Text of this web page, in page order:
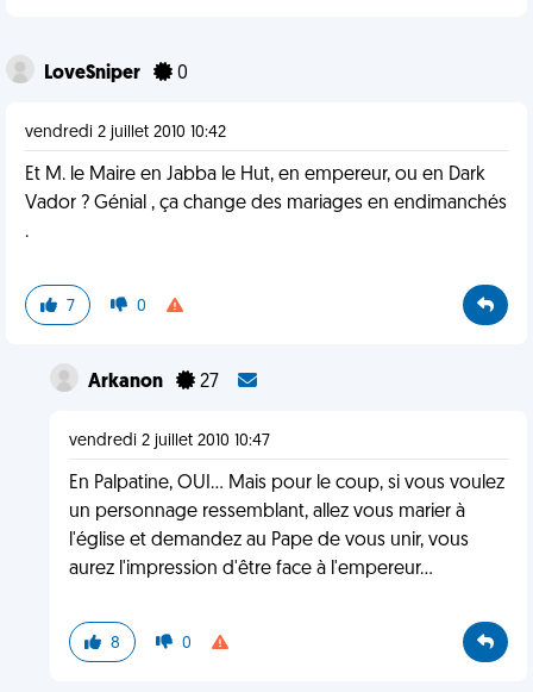
LoveSniper 0
vendredi 2 juillet 2010 10:42
Et M. le Maire en Jabba le Hut, en empereur, ou en Dark
Vador ? Génial , ça change des mariages en endimanchés
.
7 0
Arkanon 27
vendredi 2 juillet 2010 10:47
En Palpatine, OUI... Mais pour le coup, si vous voulez
un personnage ressemblant, allez vous marier à
l'église et demandez au Pape de vous unir, vous
aurez l'impression d'être face à l'empereur...
8 0